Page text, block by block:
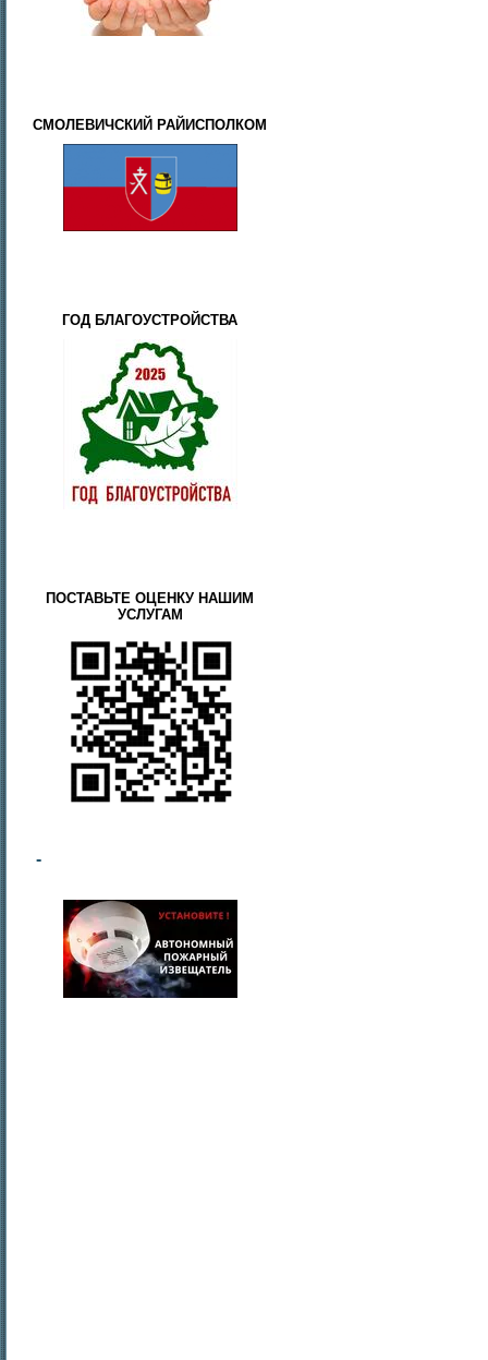
СМОЛЕВИЧСКИЙ РАЙИСПОЛКОМ
ГОД БЛАГОУСТРОЙСТВА
ПОСТАВЬТЕ ОЦЕНКУ НАШИМ
УСЛУГАМ
-